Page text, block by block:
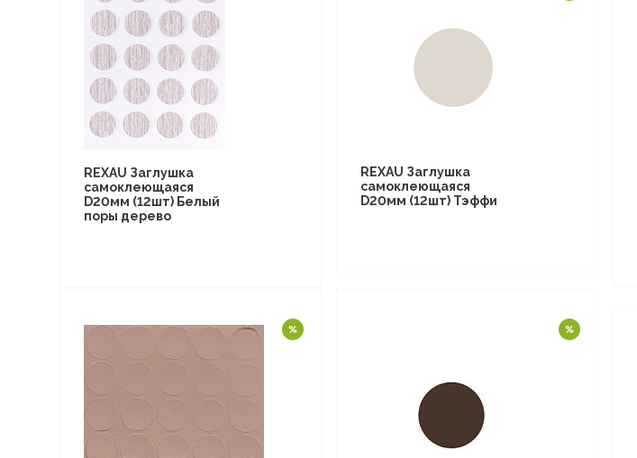
REXAU Заглушка
самоклеющаяся
D20мм (12шт) Белый
поры дерево
REXAU Заглушка
самоклеющаяся
D20мм (12шт) Тэффи